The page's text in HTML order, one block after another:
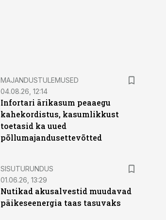
MAJANDUSTULEMUSED
04.08.26, 12:14
Infortari ärikasum peaaegu
kahekordistus, kasumlikkust
toetasid ka uued
põllumajandusettevõtted
ST
SISUTURUNDUS
01.06.26, 13:29
Nutikad akusalvestid muudavad
päikeseenergia taas tasuvaks